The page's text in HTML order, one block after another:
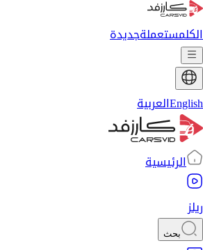
الكلمستعملةجديدة
Englishالعربية
الرئيسية
ريلز
بحث